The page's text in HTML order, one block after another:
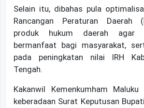
Selain itu, dibahas pula
Rancangan Peraturan Daerah
produk hukum daerah agar
bermanfaat bagi masyarakat,
pada peningkatan nilai IRH
Tengah.
Kakanwil Kemenkumham
keberadaan Surat Keputusan